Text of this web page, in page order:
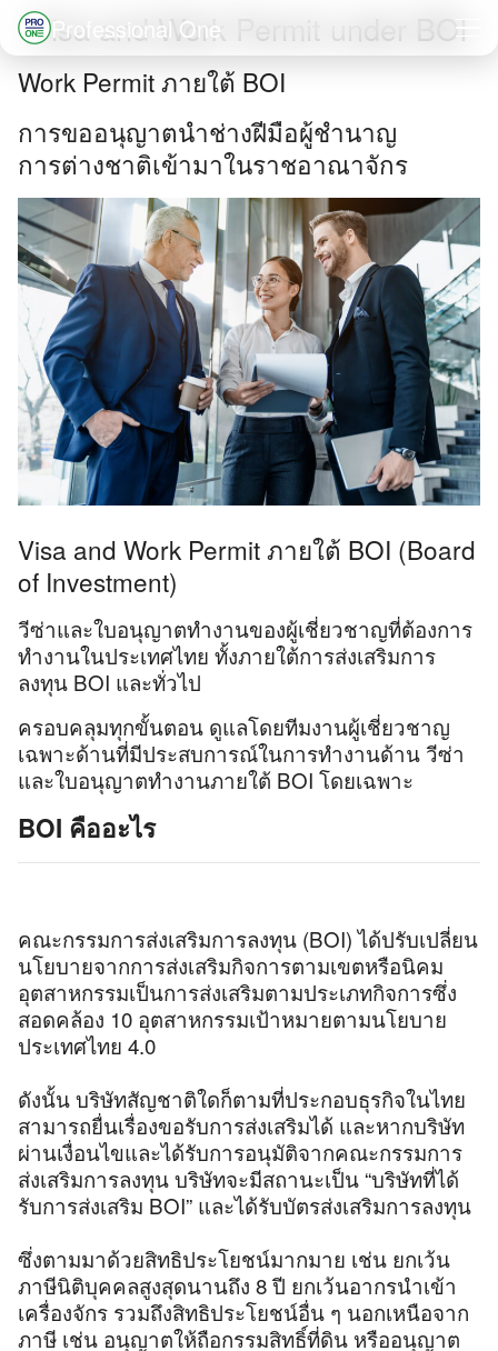
Skip
content
Professional One
for:
Visa and Work Permit under BOI
Work Permit ภายใต้ BOI
การขออนุญาตนำช่างฝีมือผู้ชำนาญ
การต่างชาติเข้ามาในราชอาณาจักร
Visa and Work Permit ภายใต้ BOI (Board
of Investment)
วีซ่าและใบอนุญาตทำงานของผู้เชี่ยวชาญที่ต้องการ
ทำงานในประเทศไทย ทั้งภายใต้การส่งเสริมการ
ลงทุน BOI และทั่วไป
ครอบคลุมทุกขั้นตอน ดูแลโดยทีมงานผู้เชี่ยวชาญ
เฉพาะด้านที่มีประสบการณ์ในการทำงานด้าน วีซ่า
และใบอนุญาตทำงานภายใต้ BOI โดยเฉพาะ
BOI คืออะไร
คณะกรรมการส่งเสริมการลงทุน (BOI) ได้ปรับเปลี่ยน
นโยบายจากการส่งเสริมกิจการตามเขตหรือนิคม
อุตสาหกรรมเป็นการส่งเสริมตามประเภทกิจการซึ่ง
สอดคล้อง 10 อุตสาหกรรมเป้าหมายตามนโยบาย
ประเทศไทย 4.0
ดังนั้น บริษัทสัญชาติใดก็ตามที่ประกอบธุรกิจในไทย
สามารถยื่นเรื่องขอรับการส่งเสริมได้ และหากบริษัท
ผ่านเงื่อนไขและได้รับการอนุมัติจากคณะกรรมการ
ส่งเสริมการลงทุน บริษัทจะมีสถานะเป็น “บริษัทที่ได้
รับการส่งเสริม BOI” และได้รับบัตรส่งเสริมการลงทุน
ซึ่งตามมาด้วยสิทธิประโยชน์มากมาย เช่น ยกเว้น
ภาษีนิติบุคคลสูงสุดนานถึง 8 ปี ยกเว้นอากรนำเข้า
เครื่องจักร รวมถึงสิทธิประโยชน์อื่น ๆ นอกเหนือจาก
ภาษี เช่น อนุญาตให้ถือกรรมสิทธิ์ที่ดิน หรืออนุญาต